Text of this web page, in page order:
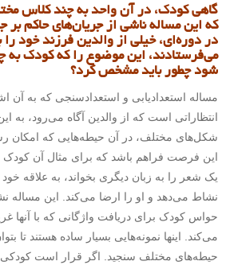
گاهی کودک، در آن واحد به چند کلاس
که این مساله ناشی از جریان‌های حاکم بر
در دوره‌ای، خیلی از والدین فرزند خود
می‌فرستادند، این موضوع را که کودک به
شود چطور باید مشخص کرد؟
مساله استعدادیابی و استعدادسنجی که به آن
انتظاراتی است که از والدین آگاه می‌رود، به
شکل‌های مختلف، در آن حیطه‌هایی که امکان رشد
این فرصت فراهم باشد که برای مثال آن کودک
یک شعر را به زبان دیگری بخواند، به علاقه
نشاط می‌دهد و او را ارضا می‌کند. این مساله
حواس کودک برای دریافت واژگانی که با آنها
می‌کند. اینها نمونه‌هایی بسیار ساده هستند تا
حیطه‌های مختلف سنجید. اگر قرار است